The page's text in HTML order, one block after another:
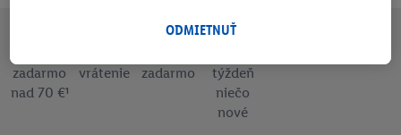
zadarmo
nad 70 €¹
vrátenie
zadarmo
týždeň
niečo
nové
následne si vytvoríte účet Lidl Plus alebo sa prihlásite do svojho
tiež vytvoriť špeciálny online identifikátor z e-mailovej adresy,
ktorú tam uvediete, aby sme vás mohli rozpoznať v službách
prevádzkovaných tretími stranami a zobrazovať vám
ODMIETNUŤ